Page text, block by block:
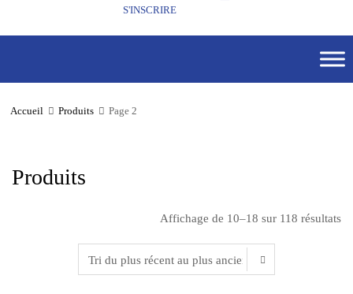
S'INSCRIRE
Accueil Produits Page 2
Produits
Affichage de 10–18 sur 118 résultats